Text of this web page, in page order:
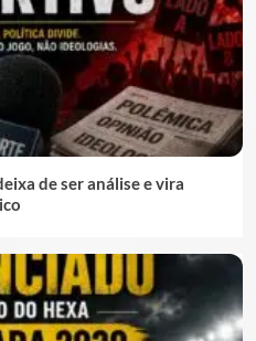
de ser análise e vira